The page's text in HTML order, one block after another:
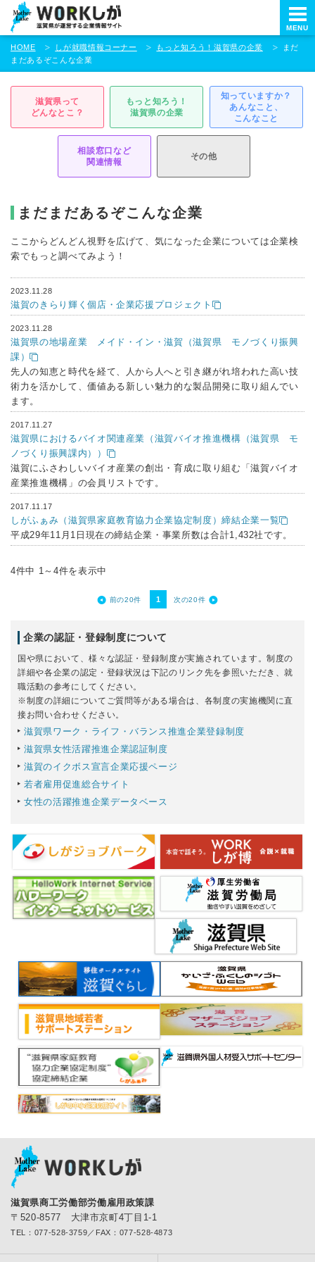
本
文
ま
で
ス
MENU
HOME しが就職情報コーナー もっと知ろう！滋賀県の企業
まだ
まだあるぞこんな企業
滋賀県って
どんなとこ？
もっと知ろう！
滋賀県の企業
知っていますか？
あんなこと、
こんなこと
相談窓口など
関連情報
その他
まだまだあるぞこんな企業
ここからどんどん視野を広げて、気になった企業については企業検
索でもっと調べてみよう！
2023.11.28
滋賀のきらり輝く個店・企業応援プロジェクト
2023.11.28
滋賀県の地場産業 メイド・イン・滋賀（滋賀県 モノづくり振興
課）
先人の知恵と時代を経て、人から人へと引き継がれ培われた高い技
術力を活かして、価値ある新しい魅力的な製品開発に取り組んでい
ます。
2017.11.27
滋賀県におけるバイオ関連産業（滋賀バイオ推進機構（滋賀県 モ
ノづくり振興課内））
滋賀にふさわしいバイオ産業の創出・育成に取り組む「滋賀バイオ
産業推進機構」の会員リストです。
2017.11.17
しがふぁみ（滋賀県家庭教育協力企業協定制度）締結企業一覧
平成29年11月1日現在の締結企業・事業所数は合計1,432社です。
4件中 1～4件を表示中
前の20件 1 次の20件
企業の認証・登録制度について
国や県において、様々な認証・登録制度が実施されています。制度の
詳細や各企業の認定・登録状況は下記のリンク先を参照いただき、就
職活動の参考にしてください。
※制度の詳細についてご質問等がある場合は、各制度の実施機関に直
接お問い合わせください。
滋賀県ワーク・ライフ・バランス推進企業登録制度
滋賀県女性活躍推進企業認証制度
滋賀のイクボス宣言企業応援ページ
若者雇用促進総合サイト
女性の活躍推進企業データベース
滋賀県商工労働部労働雇用政策課
〒520-8577 大津市京町4丁目1-1
TEL：077-528-3759／FAX：077-528-4873